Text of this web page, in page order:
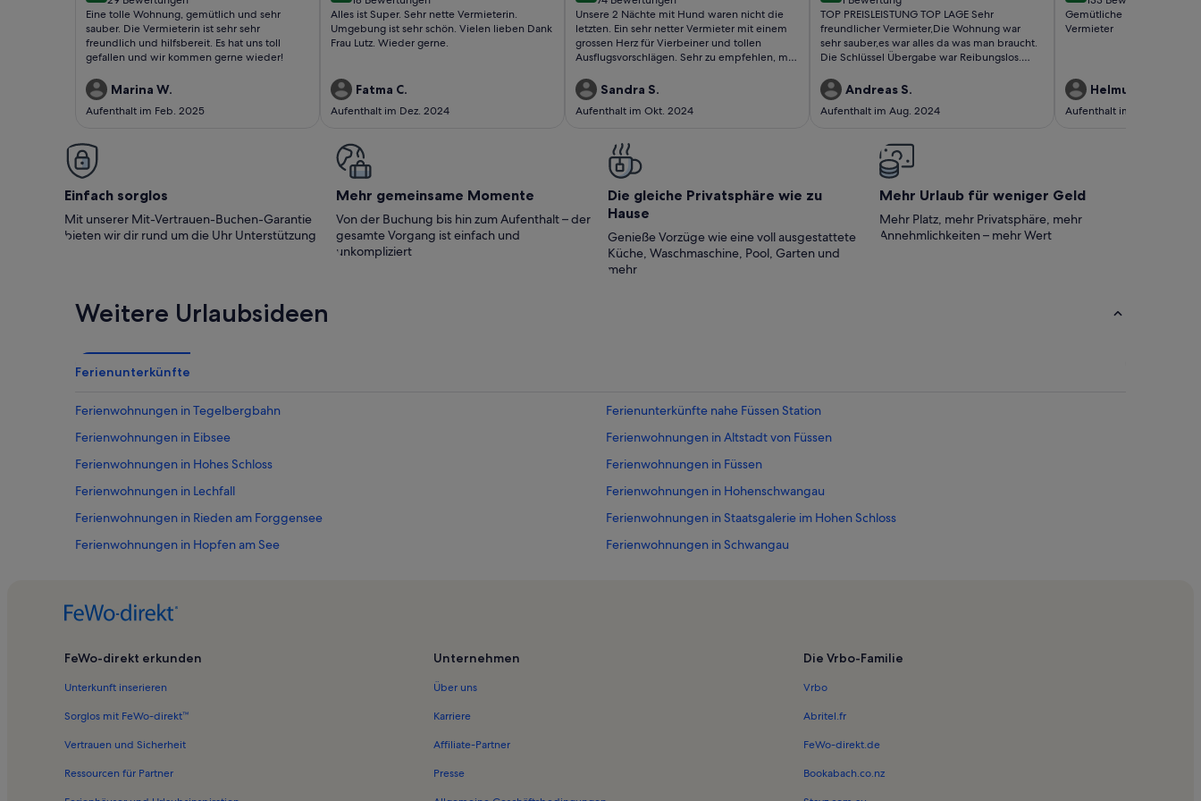
(29
bewertungen)
Eine tolle Wohnung, gemütlich und sehr
sauber. Die Vermieterin ist sehr sehr
freundlich und hilfsbereit. Es hat uns toll
gefallen und wir kommen gerne wieder!
Marina W.
Aufenthalt im Feb. 2025
(18
bewertungen)
Alles ist Super. Sehr nette Vermieterin.
Umgebung ist sehr schön. Vielen lieben Dank
Frau Lutz. Wieder gerne.
Fatma C.
Aufenthalt im Dez. 2024
(74
bewertungen)
Unsere 2 Nächte mit Hund waren nicht die
letzten. Ein sehr netter Vermieter mit einem
grossen Herz für Vierbeiner und tollen
Ausflugsvorschlägen. Sehr zu empfehlen, mit
hingefahren.aber auch zu Fuss kann man
einiges unternehmen.(Hopfensee ca 20
Minuten) emtfenrt
Sandra S.
Aufenthalt im Okt. 2024
(1
bewertung)
TOP PREISLEISTUNG TOP LAGE Sehr
freundlicher Vermieter,Die Wohnung war
sehr sauber,es war alles da was man braucht.
Die Schlüssel Übergabe war Reibungslos.
zufrieden.Andreas S.
Aufenthalt im Aug. 2024
(133
bewertungen)
Gemütliche
Vermieter
Helmut A.
Aufenthalt im Mai 2024
Einfach sorglos
Mit unserer Mit-Vertrauen-Buchen-Garantie
bieten wir dir rund um die Uhr Unterstützung
Mehr gemeinsame Momente
Von der Buchung bis hin zum Aufenthalt – der
gesamte Vorgang ist einfach und
unkompliziert
Die gleiche Privatsphäre wie zu
Hause
Genieße Vorzüge wie eine voll ausgestattete
Küche, Waschmaschine, Pool, Garten und
mehr
Mehr Urlaub für weniger Geld
Mehr Platz, mehr Privatsphäre, mehr
Annehmlichkeiten – mehr Wert
Weitere Urlaubsideen
Ferienunterkünfte
Ferienwohnungen in Tegelbergbahn
Ferienunterkünfte nahe Füssen Station
Ferienwohnungen in Eibsee
Ferienwohnungen in Altstadt von Füssen
Ferienwohnungen in Hohes Schloss
Ferienwohnungen in Füssen
Ferienwohnungen in Lechfall
Ferienwohnungen in Hohenschwangau
Ferienwohnungen in Rieden am Forggensee
Ferienwohnungen in Staatsgalerie im Hohen Schloss
Ferienwohnungen in Hopfen am See
Ferienwohnungen in Schwangau
Ferienwohnungen in Weißensee
Ferienwohnungen in Horn
Ferienwohnungen in Königliche Kristall-Therme Schwangau
FeWo-direkt erkunden
Unterkunft inserieren
Sorglos mit FeWo-direkt™
Vertrauen und Sicherheit
Ressourcen für Partner
Unternehmen
Über uns
Karriere
Affiliate-Partner
Presse
Die Vrbo-Familie
Vrbo
Abritel.fr
FeWo-direkt.de
Bookabach.co.nz